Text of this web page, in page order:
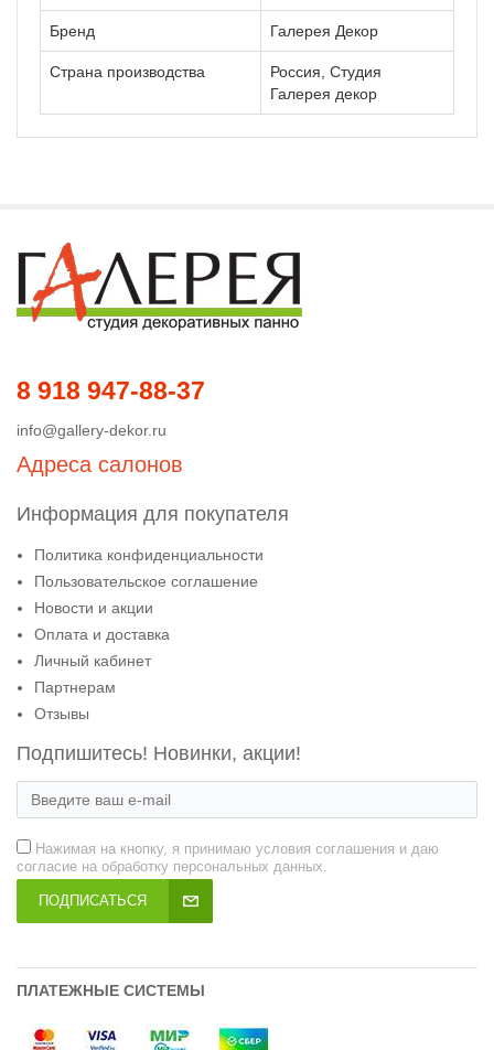
Бренд Галерея Декор
Страна производства
Россия, Студия
Галерея декор
8 918 947-88-37
info@gallery-dekor.ru
Адреса салонов
Информация для покупателя
Политика конфиденциальности
Пользовательское соглашение
Новости и акции
Оплата и доставка
Личный кабинет
Партнерам
Отзывы
Подпишитесь! Новинки, акции!
Нажимая на кнопку, я принимаю условия соглашения и даю
согласие на обработку персональных данных.
ПОДПИСАТЬСЯ
ПЛАТЕЖНЫЕ СИСТЕМЫ